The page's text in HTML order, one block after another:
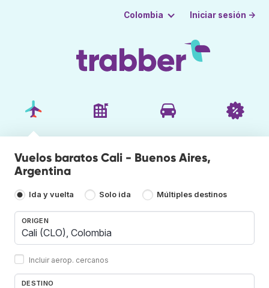
Colombia Iniciar sesión →
Vuelos baratos Cali - Buenos Aires,
Argentina
Ida y vuelta Solo ida Múltiples destinos
ORIGEN
Incluir aerop. cercanos
DESTINO